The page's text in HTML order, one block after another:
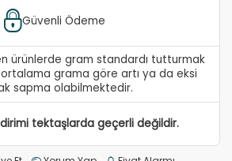
Güvenli Ödeme
ürünlerde gram standardı tutturmak
grama göre artı ya da eksi
sapma olabilmektedir.
tektaşlarda geçerli değildir.